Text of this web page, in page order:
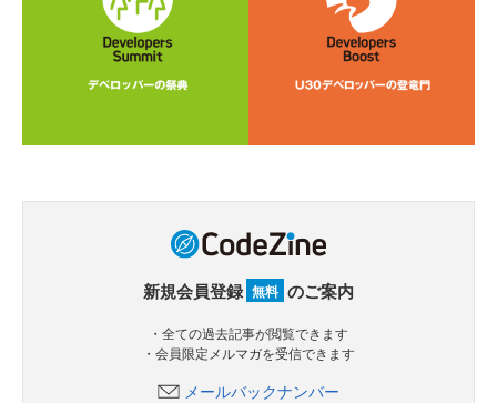
新規会員登録 無料 のご案内
・全ての過去記事が閲覧できます
・会員限定メルマガを受信できます
メールバックナンバー